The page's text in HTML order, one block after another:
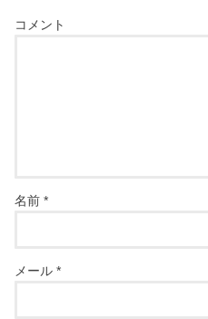
コメント
名前*
メール*